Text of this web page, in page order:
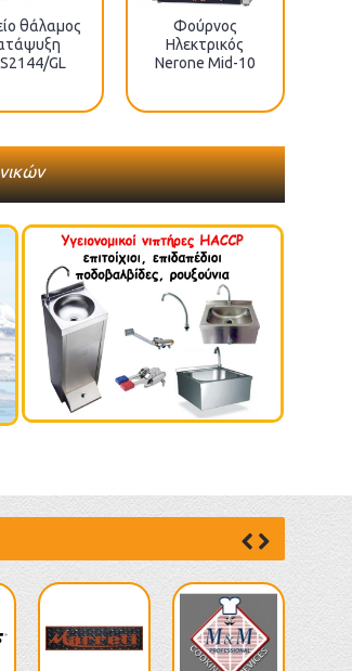
θάλαμος
GL
Φούρνος
Ηλεκτρικός
Nerone Mid-10